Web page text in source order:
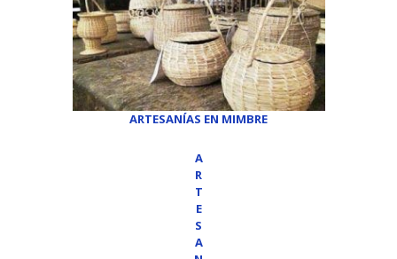
ARTESANÍAS EN MIMBRE
A
R
T
E
S
A